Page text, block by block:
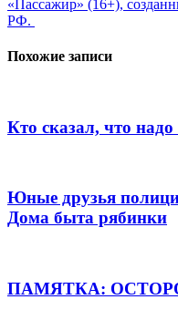
записям
«Пассажир» (16+),
РФ.
Похожие записи
Кто сказал, что
Юные друзья
Дома быта рябинки
ПАМЯТКА: